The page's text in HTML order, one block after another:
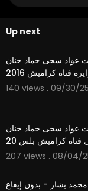
Up next
عواد سجى حماد حنان
قناة كراميش 2016
140 views . 09/30/25
عواد سجى حماد حنان
كراميش بلس 20
207 views . 08/04/
بشار - بدون إيقاع